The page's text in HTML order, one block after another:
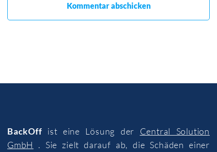
BackOffist eine Lösung der Central Solution
GmbH
. Sie zielt darauf ab, die Schäden einer